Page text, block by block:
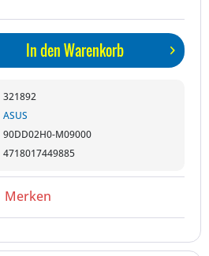
In denWarenkorb
321892
ASUS
90DD02H0-M09000
4718017449885
Merken